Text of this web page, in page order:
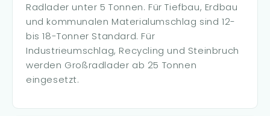
Radlader unter 5 Tonnen. Für Tiefbau, Erdbau
und kommunalen Materialumschlag sind 12-
bis 18-Tonner Standard. Für
Industrieumschlag, Recycling und Steinbruch
werden Großradlader ab 25 Tonnen
eingesetzt.